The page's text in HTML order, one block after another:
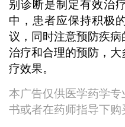
别诊断是制定有效治
中，患者应保持积极
议，同时注意预防疾
治疗和合理的预防，
疗效果。
本广告仅供医学药学
书或者在药师指导下购